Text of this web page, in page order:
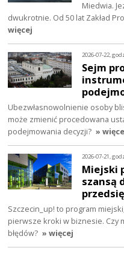
Miedwia.
dwukrotnie. Od 50 lat Zakład
więcej
2026-07-22,
Sejm
Ubezwłasnowolnienie osoby
może zmienić procedowana
podejmowania decyzji? »
2026-07-21,
Miejski
szansą
Szczecin_up! to program
pierwsze kroki w biznesie. Czy
błędów? » więcej